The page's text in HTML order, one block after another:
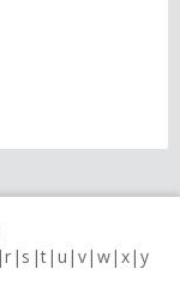
r s t u v w x y